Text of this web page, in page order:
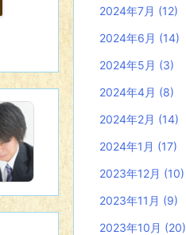
2024年7月 (12)
2024年6月 (14)
2024年5月 (3)
2024年4月 (8)
2024年2月 (14)
2024年1月 (17)
2023年12月 (10)
2023年11月 (9)
2023年10月 (20)